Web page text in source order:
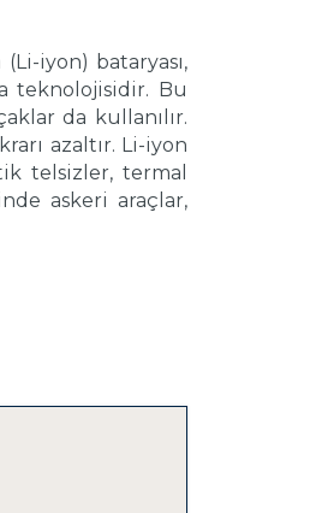
iyon) bataryası,
teknolojisidir. Bu
da kullanılır.
azaltır. Li-iyon
telsizler, termal
askeri araçlar,